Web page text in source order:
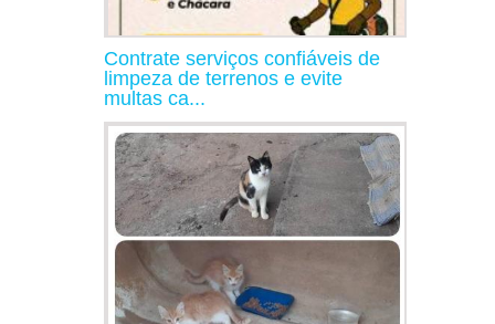
Contrate serviços confiáveis de
limpeza de terrenos e evite
multas ca...